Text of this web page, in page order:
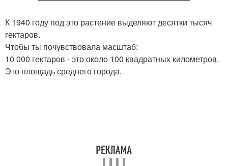
К 1940 году под это растение выделяют десятки тысяч
гектаров.
Чтобы ты почувствовала масштаб:
10 000 гектаров - это около 100 квадратных километров.
Это площадь среднего города.